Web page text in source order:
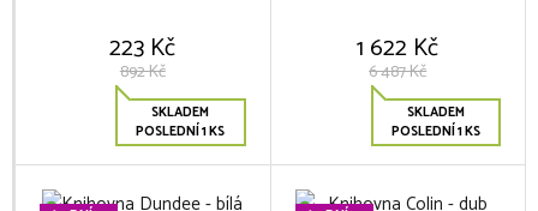
223 Kč
892 Kč
SKLADEM
POSLEDNÍ 1 KS
1 622 Kč
6 487 Kč
SKLADEM
POSLEDNÍ 1 KS